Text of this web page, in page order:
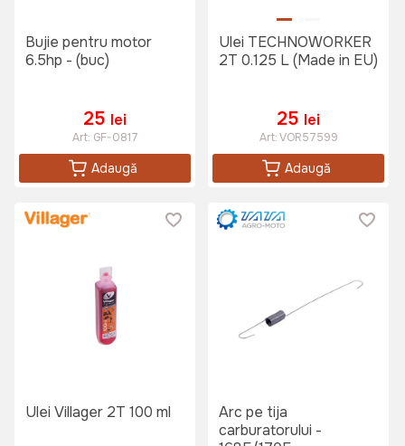
Bujie pentru motor
6.5hp - (buc)
25 lei
Art: GF-0817
Adaugă
Ulei TECHNOWORKER
2T 0.125 L (Made in EU)
25 lei
Art:VOR57599
Adaugă
Ulei Villager 2T 100 ml
Arc pe tija
carburatorului -